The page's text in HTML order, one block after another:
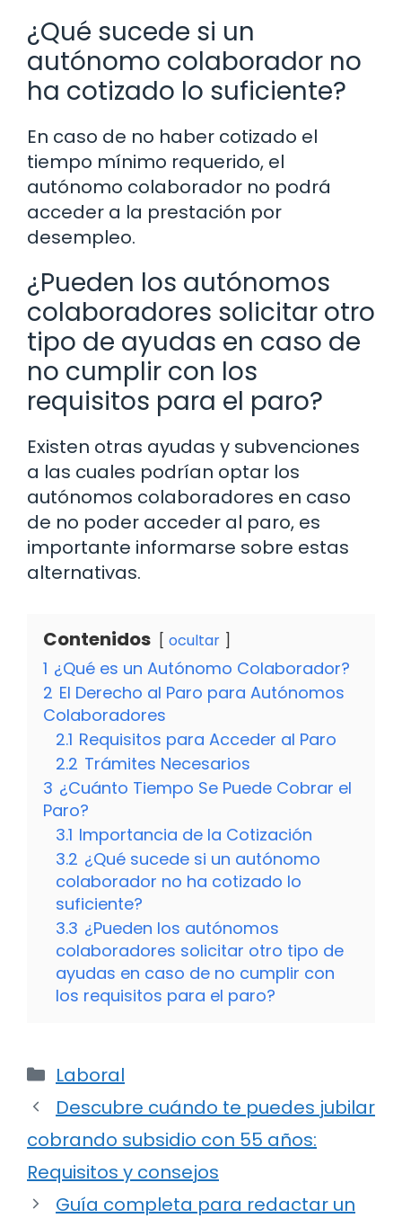
¿Qué sucede si un
autónomo colaborador no
ha cotizado lo suficiente?
En caso de no haber cotizado el
tiempo mínimo requerido, el
autónomo colaborador no podrá
acceder a la prestación por
desempleo.
¿Pueden los autónomos
colaboradores solicitar otro
tipo de ayudas en caso de
no cumplir con los
requisitos para el paro?
Existen otras ayudas y subvenciones
a las cuales podrían optar los
autónomos colaboradores en caso
de no poder acceder al paro, es
importante informarse sobre estas
alternativas.
Contenidos ocultar
1 ¿Qué es un Autónomo Colaborador?
2 El Derecho al Paro para Autónomos
Colaboradores
2.1 Requisitos para Acceder al Paro
2.2 Trámites Necesarios
3 ¿Cuánto Tiempo Se Puede Cobrar el
Paro?
3.1 Importancia de la Cotización
3.2 ¿Qué sucede si un autónomo
colaborador no ha cotizado lo
suficiente?
3.3 ¿Pueden los autónomos
colaboradores solicitar otro tipo de
ayudas en caso de no cumplir con
los requisitos para el paro?
Categorías
Laboral
Descubre cuándo te puedes jubilar
cobrando subsidio con 55 años:
Requisitos y consejos
Guía completa para redactar un